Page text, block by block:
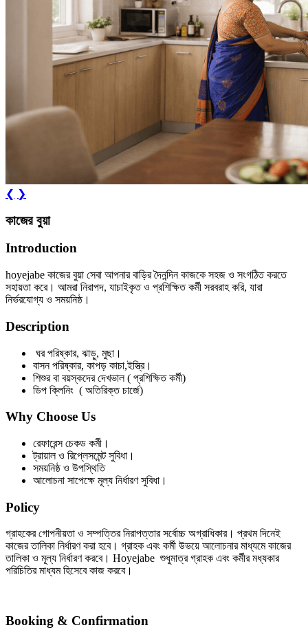
❮ ❯
কাজের বুয়া
Introduction
hoyejabe কাজের বুয়া সেবা আপনার বাড়ির দৈনন্দিন কাজকে সহজ ও সংগঠিত করতে
সহায়তা করে। আমরা নিরাপদ, যাচাইকৃত ও প্রশিক্ষিত কর্মী সরবরাহ করি, যারা
নির্ভরযোগ্য ও সময়নিষ্ঠ।
Description
ঘর পরিষ্কার, ঝাড়ু, মুছা।
বাসন পরিষ্কার, কাপড় কাচা,ইস্ত্রি।
শিশুর বা বয়স্কদের দেখভাল ( প্রশিক্ষিত কর্মী)
ডিপ ক্লিনিং ( অতিরিক্ত চার্জে)
Why Choose Us
রেফারেন্স চেকড কর্মী।
ট্রায়াল ও রিপ্লেসমেন্ট সুবিধা।
সময়নিষ্ঠ ও উপস্থিতি
আলোচনা সাপেক্ষে মূল্য নির্ধারণ সুবিধা।
Policy
গ্রাহকের গোপনীয়তা ও সম্পত্তির নিরাপত্তার সর্বোচ্চ অগ্রাধিকার। প্রথম দিনেই
কাজের তালিকা নির্ধারণ করা হবে। গ্রাহক এবং কর্মী উভয়ে আলোচনার মাধ্যমে কাজের
তালিকা ও মূল্য নির্ধারণ করবে। Hoyejabe শুধুমাত্র গ্রাহক এবং কর্মীর মধ্যকার
পরিচিতির মাধ্যম হিসেবে কাজ করবে।
Booking & Confirmation